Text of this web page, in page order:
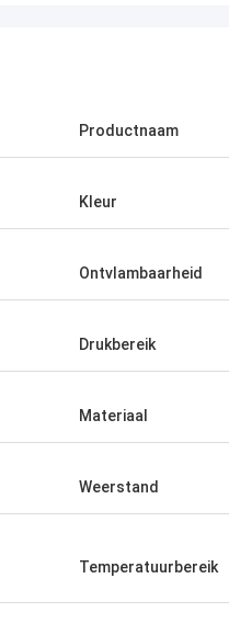
Productnaam
Kleur
Ontvlambaarheid
Drukbereik
Materiaal
Weerstand
Temperatuurbereik